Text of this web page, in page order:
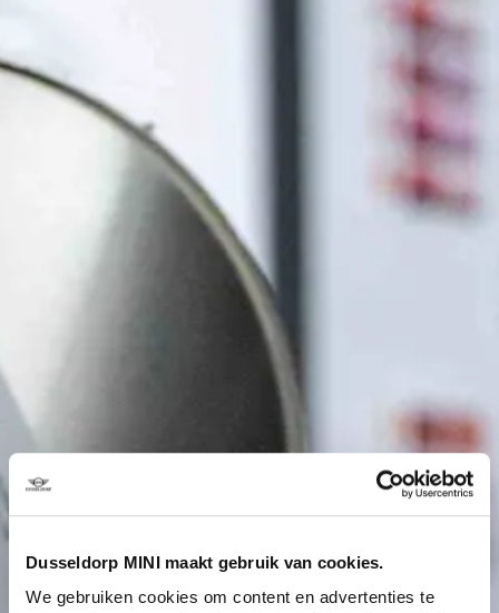
Dusseldorp MINI maakt gebruik van cookies.
We gebruiken cookies om content en advertenties te